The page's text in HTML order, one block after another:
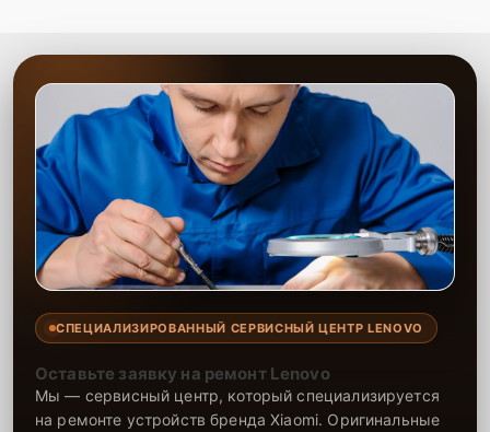
СПЕЦИАЛИЗИРОВАННЫЙ СЕРВИСНЫЙ ЦЕНТР LENOVO
Оставьте заявку на ремонт Lenovo
Мы — сервисный центр, который специализируется
на ремонте устройств бренда Xiaomi. Оригинальные